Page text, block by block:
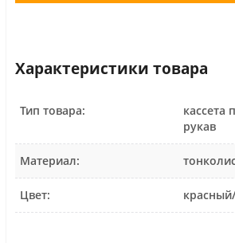
Характеристики товара
Тип товара:
кассета
рукав
Материал:
Цвет: